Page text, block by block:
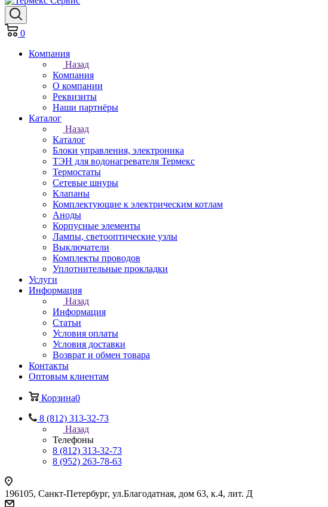
0
Компания
Назад
Компания
О компании
Реквизиты
Наши партнёры
Каталог
Назад
Каталог
Блоки управления, электроника
ТЭН для водонагревателя Термекс
Термостаты
Сетевые шнуры
Клапаны
Комплектующие к электрическим котлам
Аноды
Корпусные элементы
Лампы, светооптические узлы
Выключатели
Комплекты проводов
Уплотнительные прокладки
Услуги
Информация
Назад
Информация
Статьи
Условия оплаты
Условия доставки
Возврат и обмен товара
Контакты
Оптовым клиентам
Корзина0
8 (812) 313-32-73
Назад
Телефоны
8 (812) 313-32-73
8 (952) 263-78-63
196105, Санкт-Петербург, ул.Благодатная, дом 63, к.4, лит. Д